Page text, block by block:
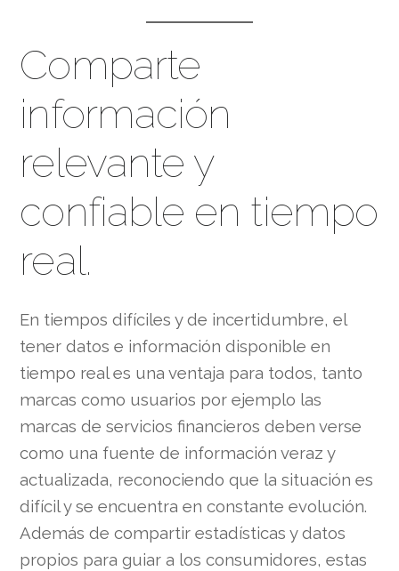
Comparte
información
relevante y
confiable en tiempo
real.
En tiempos difíciles y de incertidumbre, el
tener datos e información disponible en
tiempo real es una ventaja para todos, tanto
marcas como usuarios por ejemplo las
marcas de servicios financieros deben verse
como una fuente de información veraz y
actualizada, reconociendo que la situación es
difícil y se encuentra en constante evolución.
Además de compartir estadísticas y datos
propios para guiar a los consumidores, estas